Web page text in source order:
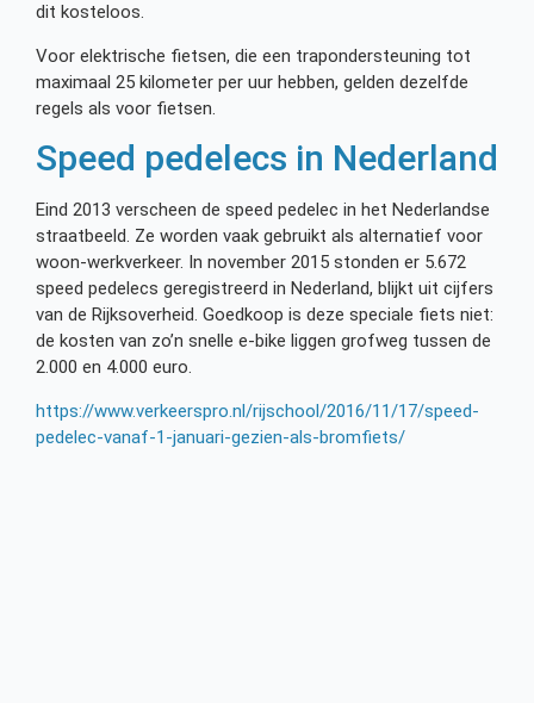
dit kosteloos.
Voor elektrische fietsen, die een trapondersteuning tot
maximaal 25 kilometer per uur hebben, gelden dezelfde
regels als voor fietsen.
Speed pedelecs in Nederland
Eind 2013 verscheen de speed pedelec in het Nederlandse
straatbeeld. Ze worden vaak gebruikt als alternatief voor
woon-werkverkeer. In november 2015 stonden er 5.672
speed pedelecs geregistreerd in Nederland, blijkt uit cijfers
van de Rijksoverheid. Goedkoop is deze speciale fiets niet:
de kosten van zo’n snelle e-bike liggen grofweg tussen de
2.000 en 4.000 euro.
https://www.verkeerspro.nl/rijschool/2016/11/17/speed-
pedelec-vanaf-1-januari-gezien-als-bromfiets/